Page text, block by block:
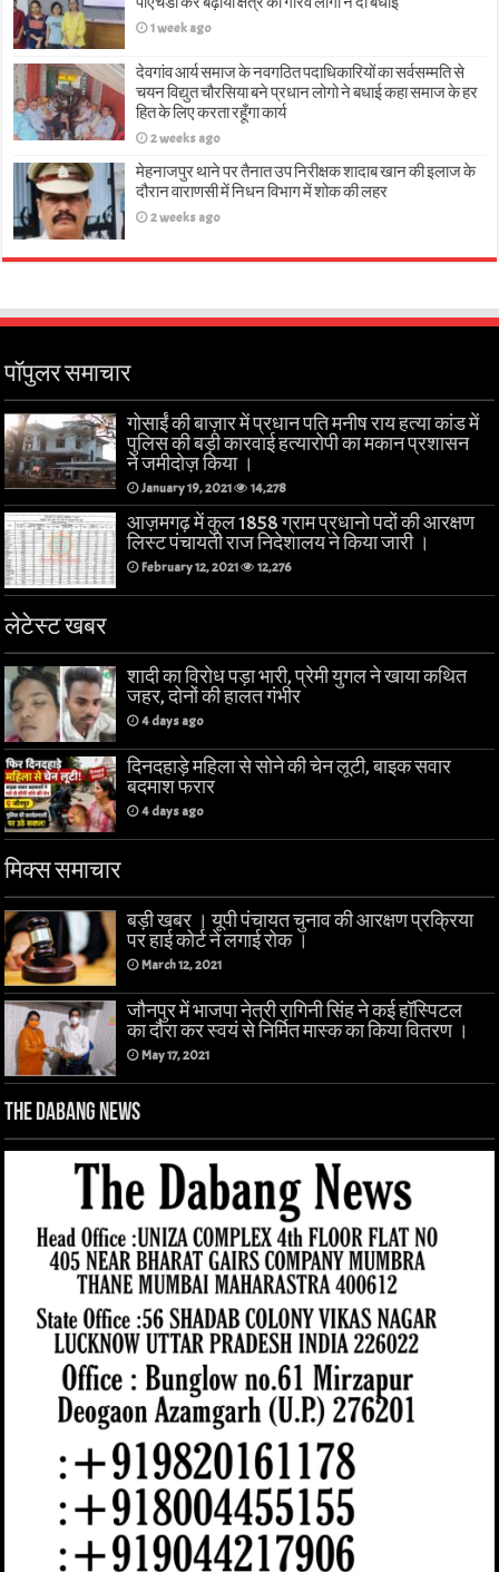
1 week ago
देवगांव आर्य समाज के नवगठित पदाधिकारियों का सर्वसम्मति से
चयन विद्युत चौरसिया बने प्रधान लोगो ने बधाई कहा समाज के हर
हित के लिए करता रहूँगा कार्य
2 weeks ago
मेहनाजपुर थाने पर तैनात उप निरीक्षक शादाब खान की इलाज के
दौरान वाराणसी में निधन विभाग में शोक की लहर
2 weeks ago
पॉपुलर समाचार
गोसाईं की बाज़ार में प्रधान पति मनीष राय हत्या कांड में
पुलिस की बड़ी कारवाई हत्यारोपी का मकान प्रशासन
ने जमीदोज़ किया ।
January 19, 2021 14,278
आज़मगढ़ में कुल 1858 ग्राम प्रधानो पदों की आरक्षण
लिस्ट पंचायती राज निदेशालय ने किया जारी ।
February 12, 2021 12,276
लेटेस्ट खबर
शादी का विरोध पड़ा भारी, प्रेमी युगल ने खाया कथित
जहर, दोनों की हालत गंभीर
4 days ago
दिनदहाड़े महिला से सोने की चेन लूटी, बाइक सवार
बदमाश फरार
4 days ago
मिक्स समाचार
बड़ी खबर । यूपी पंचायत चुनाव की आरक्षण प्रक्रिया
पर हाई कोर्ट ने लगाई रोक ।
March 12, 2021
जौनपुर में भाजपा नेत्री रागिनी सिंह ने कई हॉस्पिटल
का दौरा कर स्वयं से निर्मित मास्क का किया वितरण ।
May 17, 2021
The Dabang News